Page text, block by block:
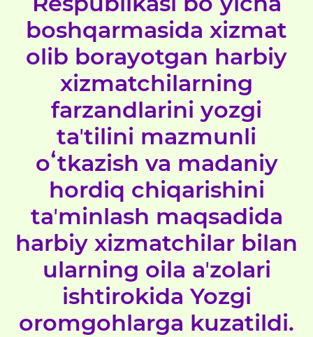
boshqarmasida xizmat
olib borayotgan harbiy
xizmatchilarning
farzandlarini yozgi
taʼtilini mazmunli
oʻtkazish va madaniy
hordiq chiqarishini
taʼminlash maqsadida
harbiy xizmatchilar bilan
ularning oila aʼzolari
ishtirokida Yozgi
oromgohlarga kuzatildi.